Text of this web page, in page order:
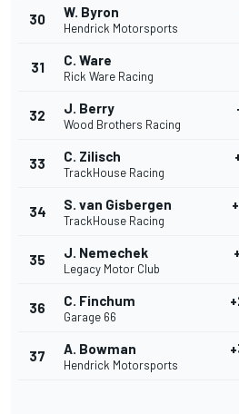
30 W. Byron
Hendrick Motorsports
31 C. Ware
Rick Ware Racing
32 J. Berry
Wood Brothers Racing
33 C. Zilisch
TrackHouse Racing
34 S. van Gisbergen
TrackHouse Racing
35 J. Nemechek
Legacy Motor Club
36 C. Finchum
Garage 66
37 A. Bowman
Hendrick Motorsports